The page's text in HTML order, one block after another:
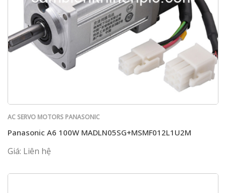
AC SERVO MOTORS PANASONIC
Panasonic A6 100W MADLN05SG+MSMF012L1U2M
Giá: Liên hệ